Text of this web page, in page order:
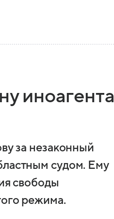
иноагента
за незаконный
судом. Ему
свободы
режима.